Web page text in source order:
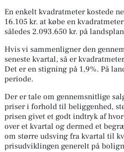
En enkelt kvadratmeter kostede
16.105 kr. at købe en
således 2.093.650 kr. på
Hvis vi sammenligner den
seneste kvartal, så er
Det er en stigning på 1,9%. På
periode.
Der er tale om gennemsnitlige
priser i forhold til beliggenhed,
prisen givet et godt indtryk af
over et kvartal og dermed et
om større udsving fra kvartal til
prisudviklingen generelt på